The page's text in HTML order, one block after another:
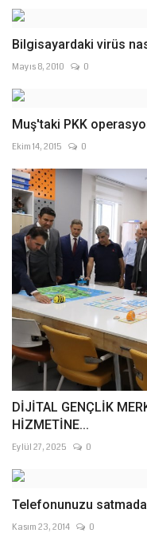
Bilgisayardaki virüs
Mayıs 8, 2010 0
Muş'taki PKK
Ekim 14, 2015 0
DİJİTAL GENÇLİK
HİZMETİNE...
Eylül 27, 2025 0
Telefonunuzu
Kasım 23, 2014 0